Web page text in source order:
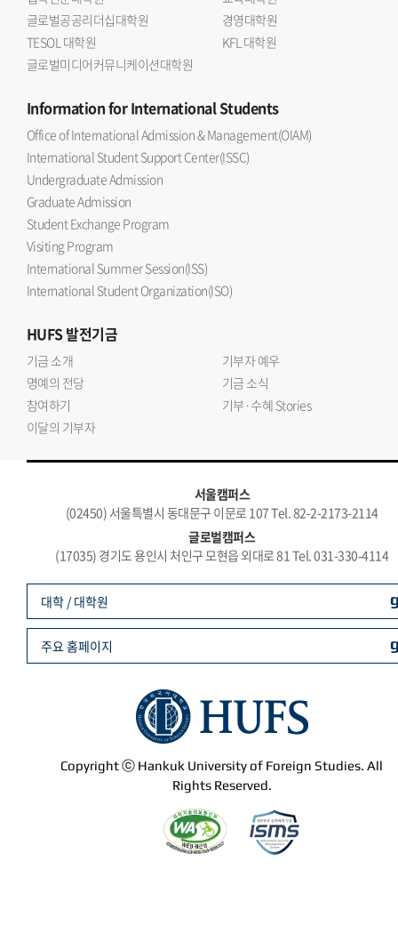
글로벌공공리더십대학원
경영대학원
TESOL 대학원
KFL 대학원
글로벌미디어커뮤니케이션대학원
Informationfor International Students
Office of International Admission & Management(OIAM)
International Student Support Center(ISSC)
Undergraduate Admission
Graduate Admission
Student Exchange Program
Visiting Program
International Summer Session(ISS)
International Student Organization(ISO)
HUFS발전기금
기금 소개
기부자 예우
명예의 전당
기금 소식
참여하기
기부·수혜 Stories
이달의 기부자
서울캠퍼스
(02450) 서울특별시 동대문구 이문로 107 Tel. 82-2-2173-2114
글로벌캠퍼스
(17035) 경기도 용인시 처인구 모현읍 외대로 81 Tel. 031-330-4114
Copyright ⓒ Hankuk University of Foreign Studies. All
Rights Reserved.
대학 / 대학원
주요 홈페이지